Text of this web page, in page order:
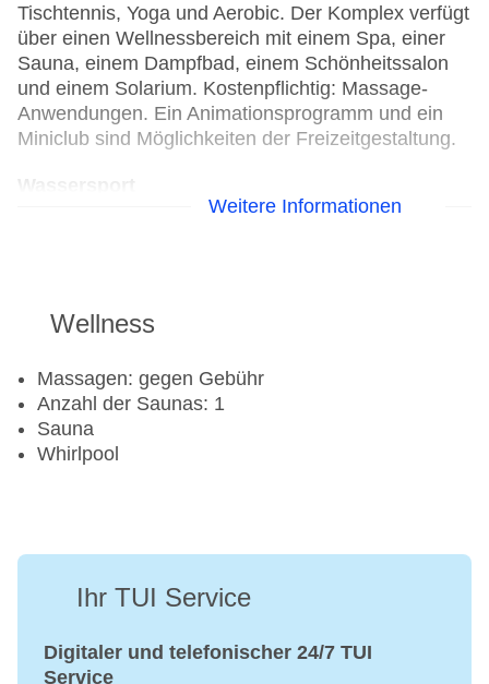
Tischtennis, Yoga und Aerobic. Der Komplex verfügt
über einen Wellnessbereich mit einem Spa, einer
Sauna, einem Dampfbad, einem Schönheitssalon
und einem Solarium. Kostenpflichtig: Massage-
Anwendungen. Ein Animationsprogramm und ein
Miniclub sind Möglichkeiten der Freizeitgestaltung.
Segeln
Wasserski
Windsurfen
Golf
Aerobic
Fahrradverleih
Tennisplatz
Weitere Informationen
Wellness
Massagen: gegen Gebühr
Anzahl der Saunas: 1
Sauna
Whirlpool
Ihr TUI Service
Digitaler und telefonischer 24/7 TUI
Service